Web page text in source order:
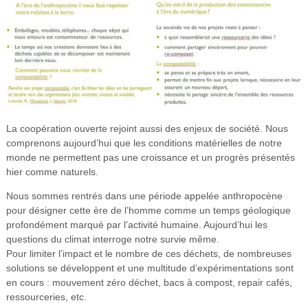
La coopération ouverte rejoint aussi des enjeux de société. Nous
comprenons aujourd’hui que les conditions matérielles de notre
monde ne permettent pas une croissance et un progrès présentés
hier comme naturels.
Nous sommes rentrés dans une période appelée anthropocène
pour désigner cette ère de l’homme comme un temps géologique
profondément marqué par l’activité humaine. Aujourd’hui les
questions du climat interroge notre survie même.
Pour limiter l’impact et le nombre de ces déchets, de nombreuses
solutions se développent et une multitude d’expérimentations sont
en cours : mouvement zéro déchet, bacs à compost, repair cafés,
ressourceries, etc.